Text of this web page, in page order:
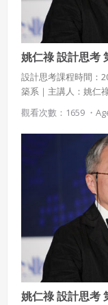
姚仁祿 設計思考
設計思考課程時間：
築系｜主講人：姚仁
有設計思考的訓練，
概念是要以直覺導航
領導人?
觀看次數：1659 ・
姚仁祿 設計思考
院。